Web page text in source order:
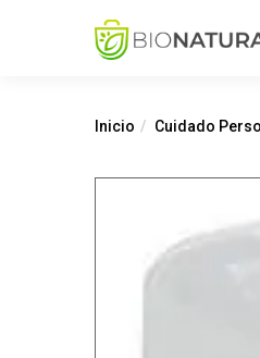
Inicio Cuidado